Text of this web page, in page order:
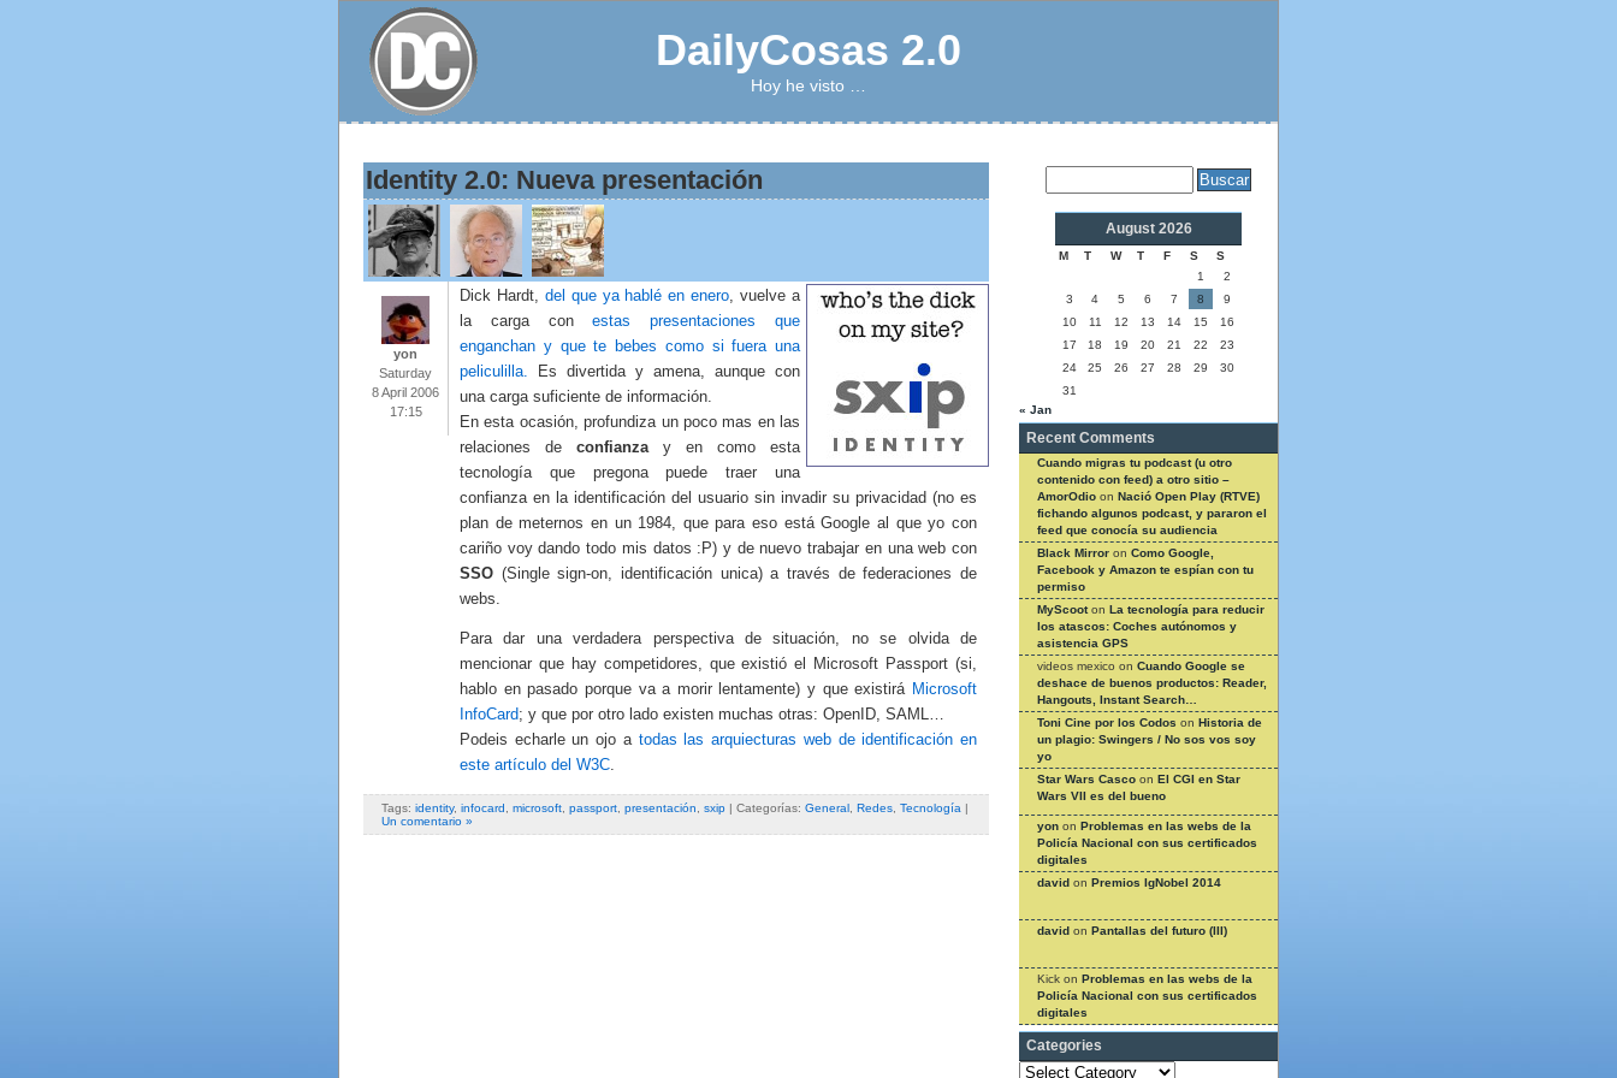
DailyCosas 2.0
Hoy he visto …
Identity 2.0: Nueva presentación
yon
Saturday
8 April 2006
17:15
Dick Hardt, del que ya hablé en enero , vuelve a
la carga conestas presentaciones que
enganchan y que te bebes como si fuera una
peliculilla.
Es divertida y amena, aunque con
una carga suficiente de información.
En esta ocasión, profundiza un poco mas en las
relaciones de confianza y en como esta
tecnología que pregona puede traer una
confianza en la identificación del usuario sin invadir su privacidad (no es
plan de meternos en un 1984, que para eso está Google al que yo con
cariño voy dando todo mis datos :P) y de nuevo trabajar en una web con
SSO (Single sign-on, identificación unica) a través de federaciones de
webs.
Para dar una verdadera perspectiva de situación, no se olvida de
mencionar que hay competidores, que existió el Microsoft Passport (si,
hablo en pasado porque va a morir lentamente) y que existirá Microsoft
InfoCard; y que por otro lado existen muchas otras: OpenID, SAML…
Podeis echarle un ojo a todas las arquiecturas web de identificación en
este artículo del W3C.
Tags: identity, infocard microsoft passport presentación sxip | Categorías: General Redes Tecnología |
Un comentario »
August 2026
M T W T F S
S
1
2
3
4 5 6 7 8
9
10
11 12 13 14 15
16
17
18 19 20 21 22
23
24
25 26 27 28 29
30
31
« Jan
Recent Comments
Cuando migras tu podcast (u otro
contenido con feed) a otro sitio –
AmorOdio on Nació Open Play (RTVE)
fichando algunos podcast, y pararon el
feed que conocía su audiencia
Black Mirror on Como Google,
Facebook y Amazon te espían con tu
permiso
MyScooton La tecnología para reducir
los atascos: Coches autónomos y
asistencia GPS
videos mexico on Cuando Google se
deshace de buenos productos: Reader,
Hangouts, Instant Search…
Toni Cine por los Codos on Historia de
un plagio: Swingers / No sos vos soy
yo
Star Wars Casco on El CGI en Star
Wars VII es del bueno
yon on Problemas en las webs de la
Policía Nacional con sus certificados
digitales
david on Premios IgNobel 2014
david on Pantallas del futuro (III)
Kick on Problemas en las webs de la
Policía Nacional con sus certificados
digitales
Categories
Categories